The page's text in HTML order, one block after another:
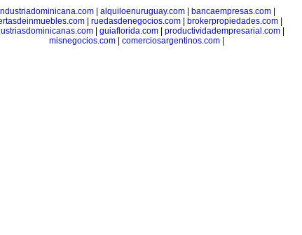
alquiloenuruguay.com bancaempresas.com
ruedasdenegocios.com brokerpropiedades.com
guiaflorida.com productividadempresarial.com
misnegocios.com
comerciosargentinos.com